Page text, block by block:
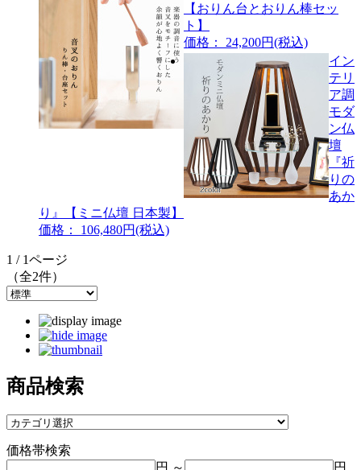
【おりん台とおりん棒セッ
ト】
価格： 24,200円(税込)
イン
テリ
ア調
モダ
ン仏
壇
『祈
りの
あか
り』【ミニ仏壇 日本製】
価格： 106,480円(税込)
1 / 1ページ
（全2件）
商品検索
価格帯検索